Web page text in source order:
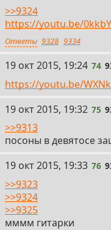
>>9324
https://youtu.be/
Ответы 9328 9334
74
19 окт 2015, 19:24 74
https://youtu.be/
75
19 окт 2015, 19:32 75
>>9313
посоны в девятосе
76
19 окт 2015, 19:33 76
>>9323
>>9324
>>9325
мммм гитарки